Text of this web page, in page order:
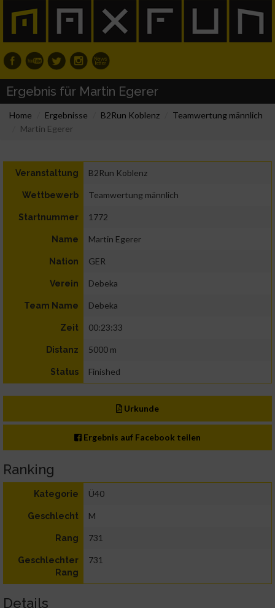
Ergebnis für Martin Egerer
Home Ergebnisse B2Run Koblenz
Teamwertung männlich
Martin Egerer
Veranstaltung B2Run Koblenz
Wettbewerb Teamwertung männlich
Startnummer 1772
Name Martin Egerer
Nation GER
Verein Debeka
Team Name Debeka
Zeit 00:23:33
Distanz 5000 m
Status Finished
Urkunde
Ergebnis auf Facebook teilen
Ranking
Kategorie Ü40
Geschlecht M
Rang 731
Geschlechter
Rang
731
Details